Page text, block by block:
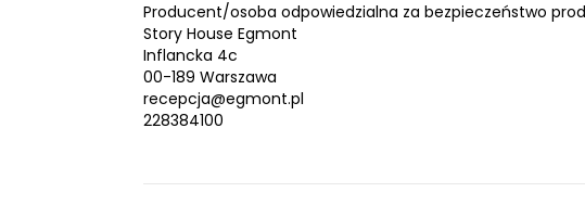
Producent/osoba odpowiedzialna za bezpieczeństwo
Story House Egmont
Inflancka 4c
00-189 Warszawa
recepcja@egmont.pl
228384100